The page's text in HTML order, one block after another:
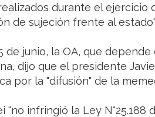
durante el ejercicio
de sujeción frente al
de junio, la OA, que
dijo que el presidente
por la "difusión" de la
"no infringió la Ley N°25.188